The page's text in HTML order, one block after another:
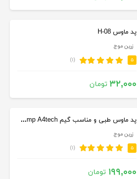
پد ماوس H-08
زرین موج
۵ (۱)
۳۲,۰۰۰ تومان
پد ماوس طبی و مناسب گیم x7-300mp A4tech
زرین موج
۵ (۱)
۱۹۹,۰۰۰ تومان